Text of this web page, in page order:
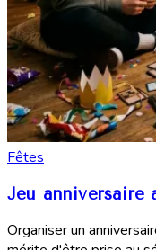
Fêtes
Jeu anniversaire
Organiser un